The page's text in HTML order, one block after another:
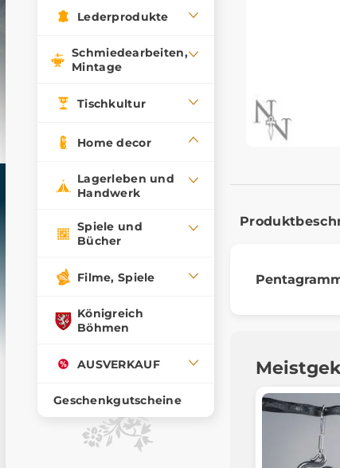
Lederprodukte
Schmiedearbeiten,
Mintage
Tischkultur
Home decor
Lagerleben und
Handwerk
Spiele und
Bücher
Filme, Spiele
Königreich
Böhmen
AUSVERKAUF
Geschenkgutscheine